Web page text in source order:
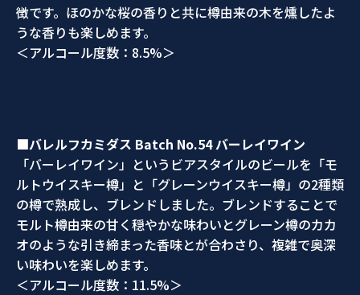
徴です。ほのかな桜の香りと共に樽由来の木を燻したよ
うな香りも楽しめます。
＜アルコール度数：8.5%＞
■バレルフカミダス Batch No.54バーレイワイン
「バーレイワイン」というビアスタイルのビールを「モ
ルトウイスキー樽」と「グレーンウイスキー樽」の2種類
の樽で熟成し、ブレンドしました。ブレンドすることで
モルト樽由来の甘く穏やかな味わいとグレーン樽のカカ
オのような引き締まった香味とが合わさり、複雑で奥深
い味わいを楽しめます。
＜アルコール度数：11.5%＞